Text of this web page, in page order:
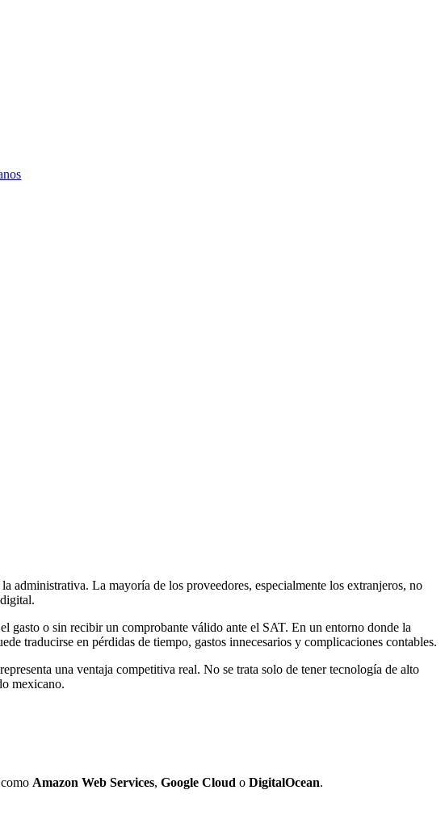
administrativa. La mayoría de los proveedores, especialmente los extranjeros, no
gasto o sin recibir un comprobante válido ante el SAT. En un entorno donde la
traducirse en pérdidas de tiempo, gastos innecesarios y complicaciones contables.
una ventaja competitiva real. No se trata solo de tener tecnología de alto
mexicano.
Amazon Web Services, Google Cloud o DigitalOcean.